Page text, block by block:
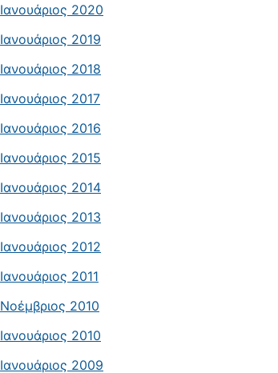
Ιανουάριος 2020
Ιανουάριος 2019
Ιανουάριος 2018
Ιανουάριος 2017
Ιανουάριος 2016
Ιανουάριος 2015
Ιανουάριος 2014
Ιανουάριος 2013
Ιανουάριος 2012
Ιανουάριος 2011
Νοέμβριος 2010
Ιανουάριος 2010
Ιανουάριος 2009